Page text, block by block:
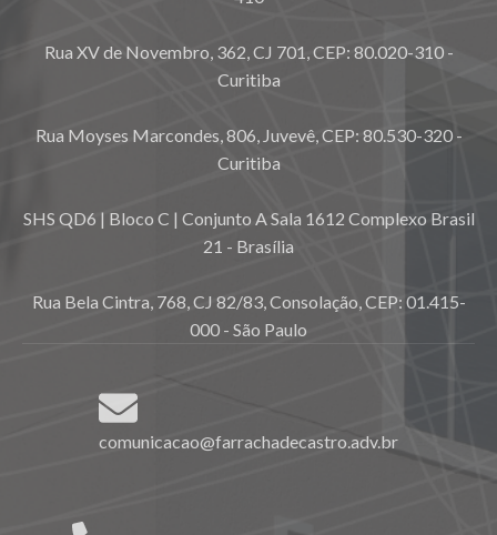
Rua XV de Novembro, 362, CJ 701, CEP: 80.020-310 -
Curitiba
Rua Moyses Marcondes, 806, Juvevê, CEP: 80.530-320 -
Curitiba
SHS QD6 | Bloco C | Conjunto A Sala 1612 Complexo Brasil
21 - Brasília
Rua Bela Cintra, 768, CJ 82/83, Consolação, CEP: 01.415-
000 - São Paulo
comunicacao@farrachadecastro.adv.br